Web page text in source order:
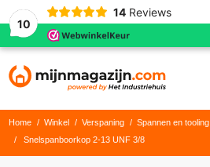
10
14 Reviews
Home / Winkel / Verspaning / Spannen en tooling
/
Snelspanboorkop 2-13 UNF 3/8